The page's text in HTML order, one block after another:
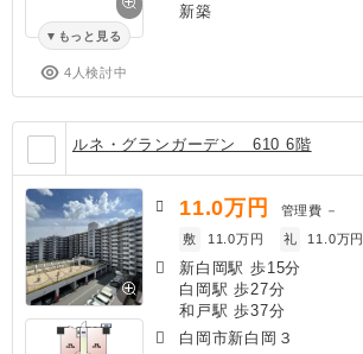
もっと見る
4人検討中
新築
ルネ・グランガーデン 610 6階
11.0万円 管理費 －
敷
11.0万円 礼 11.0万円
新白岡駅 歩15分
白岡駅 歩27分
和戸駅 歩37分
白岡市新白岡３